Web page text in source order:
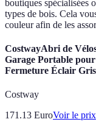
boutiques spécialisées
types de bois. Cela
couleur afin de les
CostwayAbri de
Garage Portable
Fermeture Éclair Gris
Costway
171.13 EuroVoir le prix